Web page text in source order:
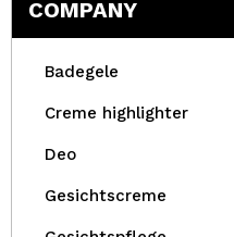
COMPANY
Badegele
Creme highlighter
Deo
Gesichtscreme